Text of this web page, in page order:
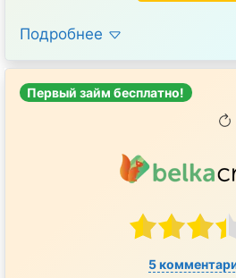
Подробнее
Первый займ бесплатно!
5